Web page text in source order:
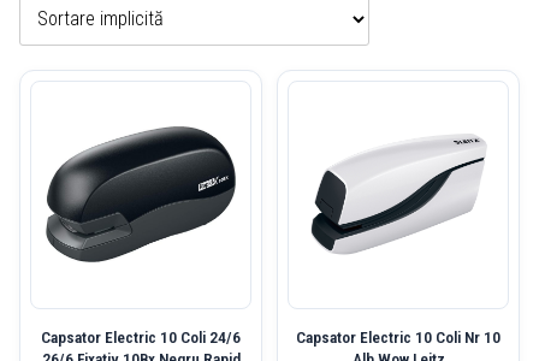
Capsator Electric 10 Coli 24/6
Capsator Electric 10 Coli Nr 10